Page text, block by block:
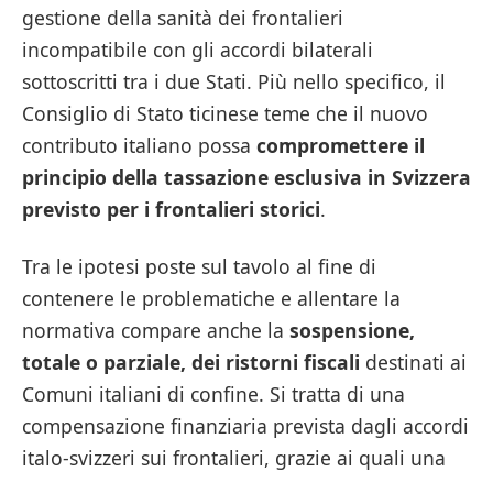
gestione della sanità dei frontalieri
incompatibile con gli accordi bilaterali
sottoscritti tra i due Stati. Più nello specifico, il
Consiglio di Stato ticinese teme che il nuovo
contributo italiano possa compromettere il
principio della tassazione esclusiva in Svizzera
previsto per i frontalieri storici.
Tra le ipotesi poste sul tavolo al fine di
contenere le problematiche e allentare la
normativa compare anche la sospensione,
totale o parziale, dei ristorni fiscali destinati ai
Comuni italiani di confine. Si tratta di una
compensazione finanziaria prevista dagli accordi
italo-svizzeri sui frontalieri, grazie ai quali una